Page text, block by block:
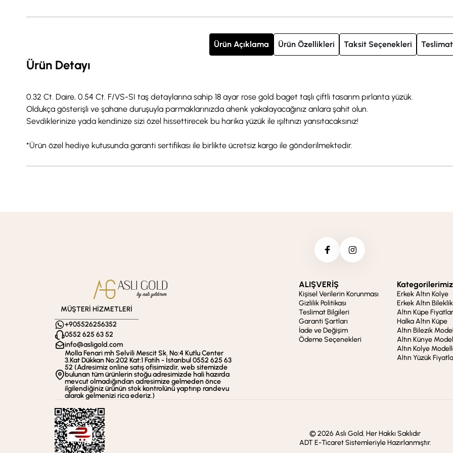
Ürün Açıklama Ürün Özellikleri Taksit Seçenekleri
Ürün Detayı
0.32 Ct. Daire, 0.54 Ct. F/VS-SI taş detaylarına sahip 18 ayar rose gold baget taşlı çiftli tasarım pırlanta yüzük.
Oldukça gösterişli ve şahane duruşuyla parmaklarınızda ahenk yakalayacağınız anlara şahit olun.
Sevdiklerinize yada kendinize sizi özel hissettirecek bu harika yüzük ile ışıltınızı yansıtacaksınız!
*Ürün özel hediye kutusunda garanti sertifikası ile birlikte ücretsiz kargo ile gönderilmektedir.
MÜŞTERİ HİZMETLERİ
+905526256352
0552 625 63 52
info@asligold.com
Molla Fenari mh Selvili Mescit Sk. No:4 Kutlu Center
3.Kat Dükkan No:202 Kat:1 Fatih - İstanbul 0552 625 63
52 (Adresimiz online satış ofisimizdir, web sitemizde
bulunan tüm ürünlerin stoğu adresimizde hali hazırda
mevcut olmadığından adresimize gelmeden önce
ilgilendiğiniz ürünün stok kontrolünü yaptırıp randevu
alarak gelmenizi rica ederiz.)
ALIŞVERİŞ
Kişisel Verilerin Korunması
Gizlilik Politikası
Teslimat Bilgileri
Garanti Şartları
İade ve Değişim
Ödeme Seçenekleri
Kategorilerimiz
Erkek Altın Kolye
Erkek Altın Bileklik
Altın Küpe
Halka Altın Küpe
Altın Bilezik
Altın Künye
Altın Kolye
Altın Yüzük
© 2026 Aslı Gold. Her Hakkı Saklıdır
ADT E-Ticaret Sistemleriyle Hazırlanmıştır.